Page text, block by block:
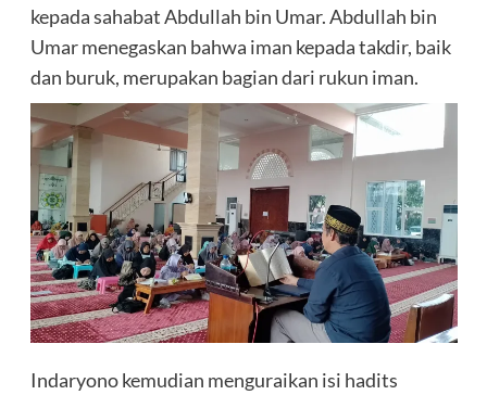
kepada sahabat Abdullah bin Umar. Abdullah bin
Umar menegaskan bahwa iman kepada takdir, baik
dan buruk, merupakan bagian dari rukun iman.
Indaryono kemudian menguraikan isi hadits